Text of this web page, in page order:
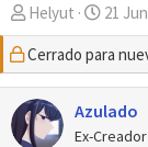
A
u
t
o
r
Helyut
F
e
c
h
a
21
Cerrado para
Azulado
Ex-